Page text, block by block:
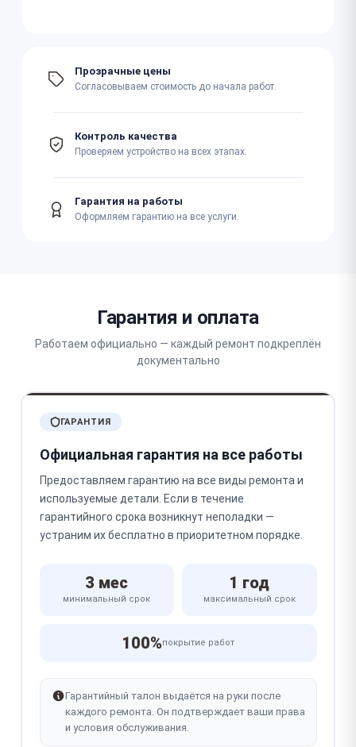
Прозрачные цены
Согласовываем стоимость до начала работ.
Контроль качества
Проверяем устройство на всех этапах.
Гарантия на работы
Оформляем гарантию на все услуги.
Гарантия и оплата
Работаем официально — каждый ремонт подкреплён
документально
ГАРАНТИЯ
Официальная гарантия на все работы
Предоставляем гарантию на все виды ремонта и
используемые детали. Если в течение
гарантийного срока возникнут неполадки —
устраним их бесплатно в приоритетном порядке.
3 мес
минимальный срок
1 год
максимальный срок
100%покрытие работ
Гарантийный талон выдаётся на руки после
каждого ремонта. Он подтверждает ваши права
и условия обслуживания.